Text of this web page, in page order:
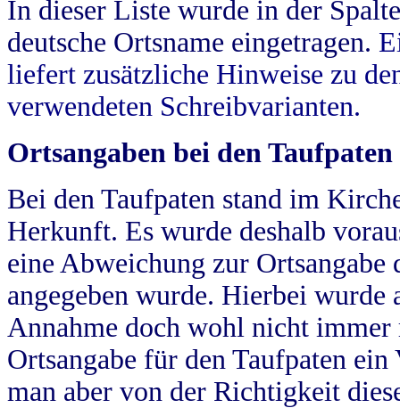
In dieser Liste wurde in der
deutsche Ortsname eingetragen.
liefert zusätzliche Hinweise zu
verwendeten Schreibvarianten.
Ortsangaben bei den Taufpaten
Bei den Taufpaten stand im
Herkunft. Es wurde deshalb
eine Abweichung zur
angegeben wurde. Hierbei wurde
Annahme doch wohl nicht
Ortsangabe für den Taufpaten
man aber von der Richtigkeit